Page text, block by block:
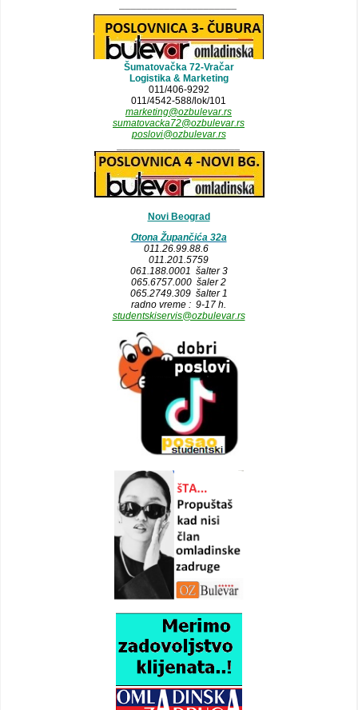
Šumatovačka 72-Vračar
Logistika & Marketing
011/406-9292
011/4542-588/lok/101
marketing@ozbulevar.rs
sumatovacka72@ozbulevar.rs
poslovi@ozbulevar.rs
Novi Beograd
Otona Župančića 32a
011.26.99.88.6
011.201.5759
061.188.0001 šalter 3
065.6757.000 šaler 2
065.2749.309 šalter 1
radno vreme : 9-17 h.
studentskiservis@ozbulevar.rs